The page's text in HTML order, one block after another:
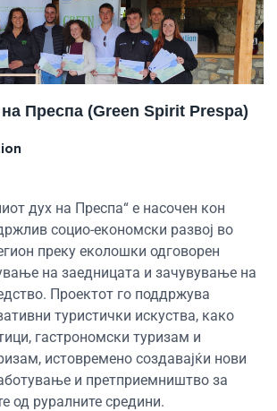
Преспа (Green Spirit Prespa)
дух на Преспа“ е насочен кон
социо-економски развој во
преку еколошки одговорен
на заедницата и зачувување на
Проектот го поддржува
туристички искуства, како
гастрономски туризам и
истовремено создавајќи нови
и претприемништво за
од руралните средини.